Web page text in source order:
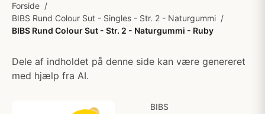
Forside /
BIBS Rund Colour Sut - Singles - Str. 2 - Naturgummi /
BIBS Rund Colour Sut - Str. 2 - Naturgummi - Ruby
Dele af indholdet på denne side kan være genereret
med hjælp fra AI.
BIBS